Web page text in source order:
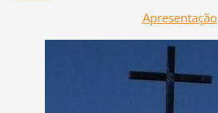
Apresentação